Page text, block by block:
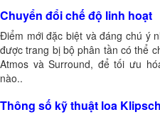
Chuyển đổi chế độ linh hoạt
Điểm mới đặc biệt và đáng chú ý
được trang bị bộ phân tần có thể
Atmos và Surround, để tối ưu
nào..
Thông số kỹ thuật loa